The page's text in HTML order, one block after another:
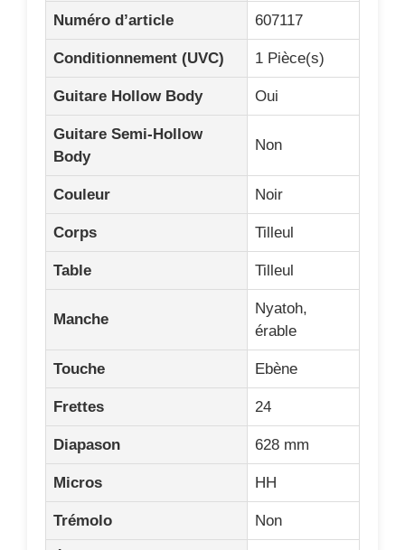
Numéro d’article 607117
Conditionnement (UVC) 1 Pièce(s)
Guitare Hollow Body Oui
Guitare Semi-Hollow
Body
Non
Couleur Noir
Corps Tilleul
Table Tilleul
Manche
Nyatoh,
érable
Touche Ebène
Frettes 24
Diapason 628 mm
Micros HH
Trémolo Non